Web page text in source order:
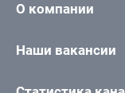
О компании
Наши вакансии